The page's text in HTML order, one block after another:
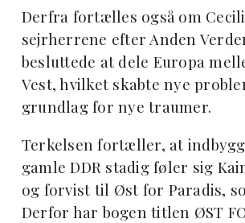
Derfra fortælles også om
sejrherrene efter Anden
besluttede at dele Europa
Vest, hvilket skabte nye
grundlag for nye traumer.
Terkelsen fortæller, at
gamle DDR stadig føler sig
og forvist til Øst for Paradis,
Derfor har bogen titlen ØST